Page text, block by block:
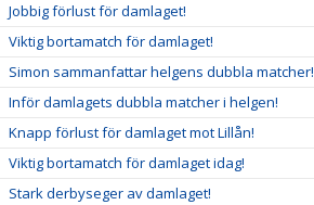
Jobbig förlust för damlaget!
Viktig bortamatch för damlaget!
Simon sammanfattar helgens dubbla matcher!
Inför damlagets dubbla matcher i helgen!
Knapp förlust för damlaget mot Lillån!
Viktig bortamatch för damlaget idag!
Stark derbyseger av damlaget!